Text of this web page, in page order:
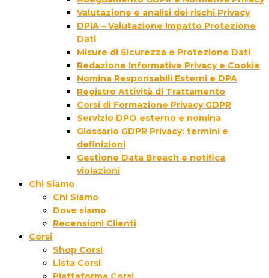
Valutazione e analisi dei rischi Privacy
DPIA – Valutazione Impatto Protezione
Dati
Misure di Sicurezza e Protezione Dati
Redazione Informative Privacy e Cookie
Nomina Responsabili Esterni e DPA
Registro Attività di Trattamento
Corsi di Formazione Privacy GDPR
Servizio DPO esterno e nomina
Glossario GDPR Privacy: termini e
definizioni
Gestione Data Breach e notifica
violazioni
Chi Siamo
Chi Siamo
Dove siamo
Recensioni Clienti
Corsi
Shop Corsi
Lista Corsi